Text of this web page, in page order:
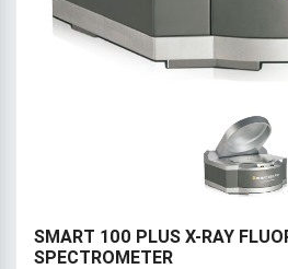
SMART 100 PLUS X-RAY
SPECTROMETER